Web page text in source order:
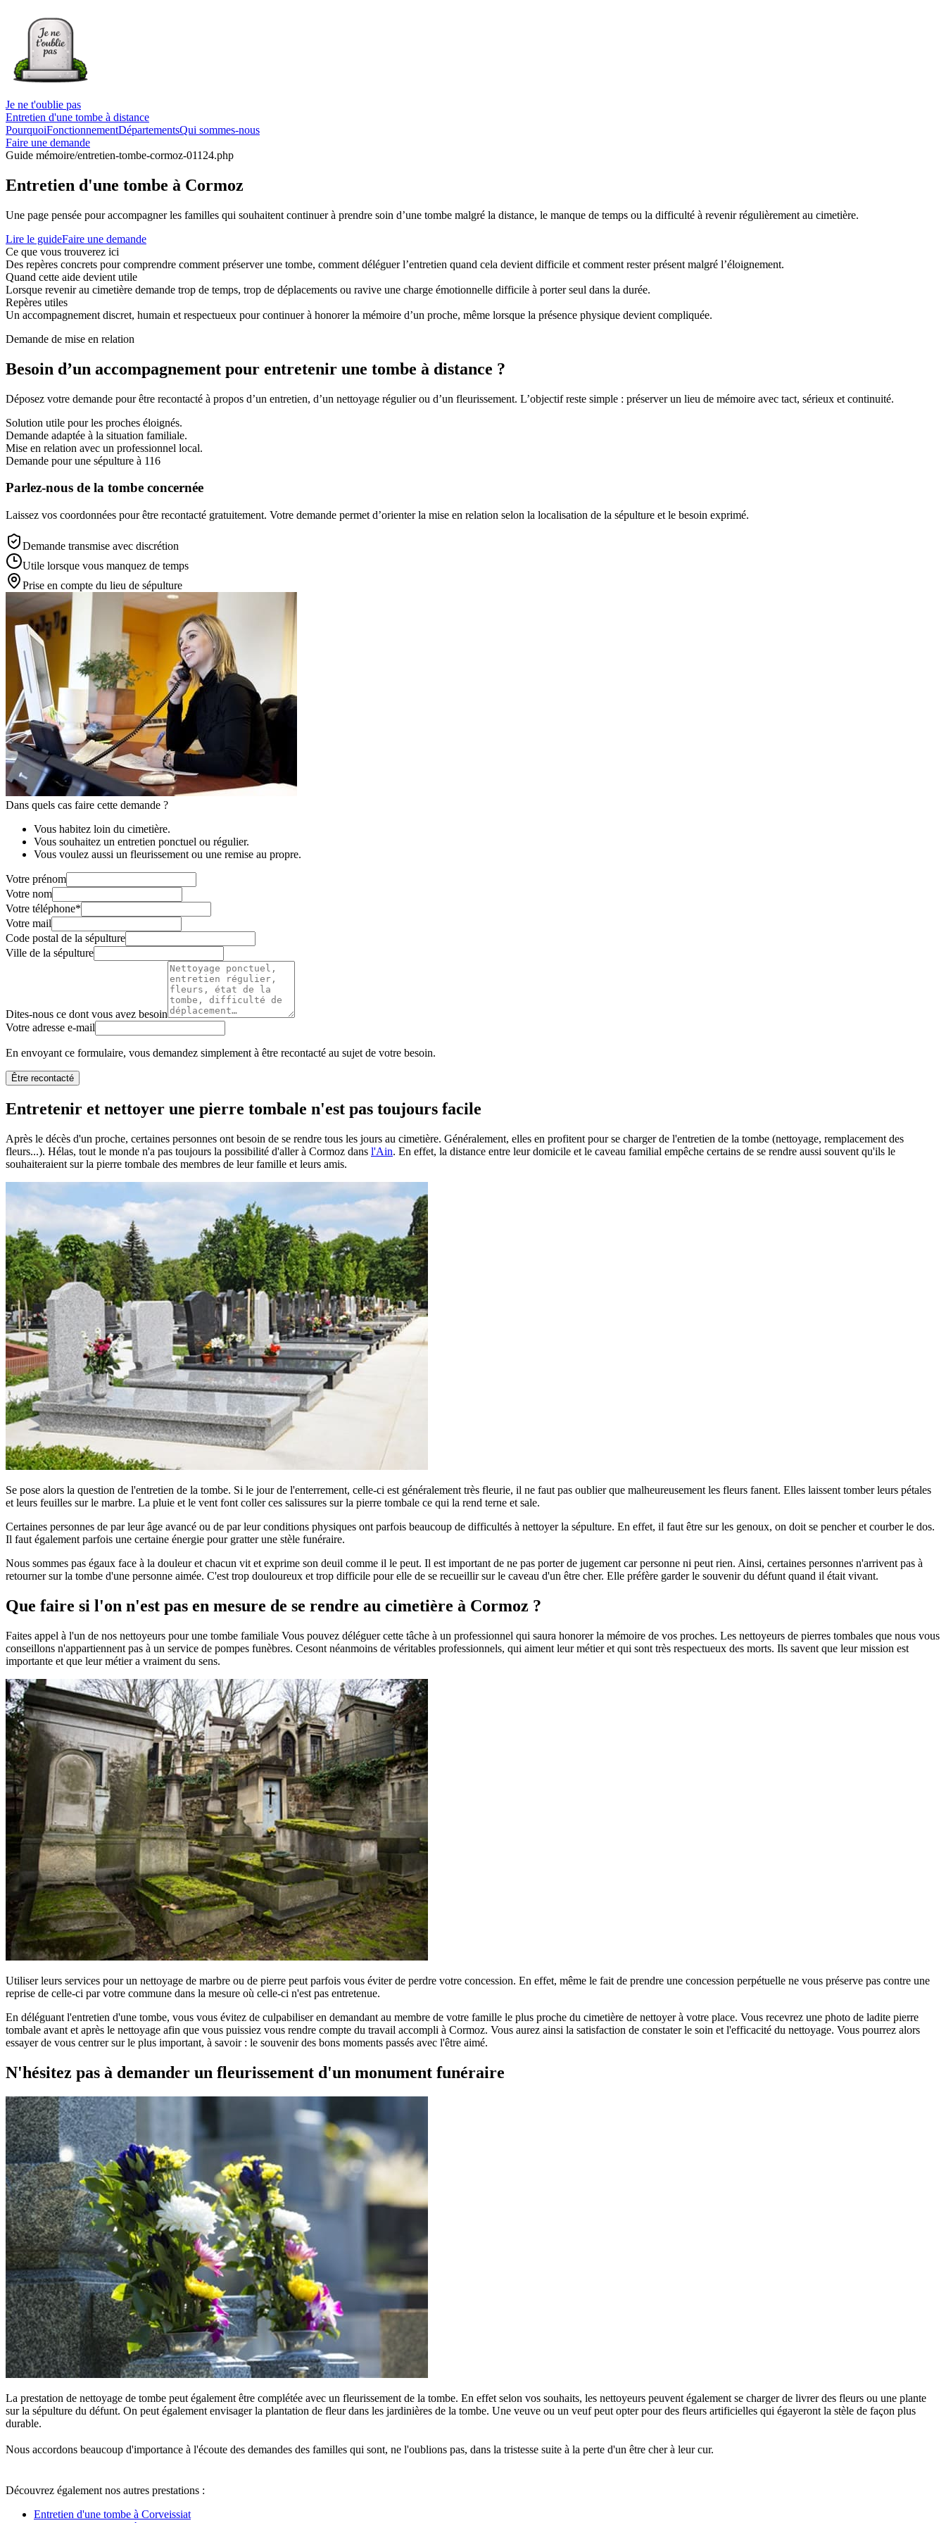
Je ne t'oublie pas
Entretien d'une tombe à distance
PourquoiFonctionnementDépartementsQui sommes-nous
Faire une demande
Guide mémoire/entretien-tombe-cormoz-01124.php
Entretien d'une tombe à Cormoz
Une page pensée pour accompagner les familles qui souhaitent continuer à prendre soin d’une tombe malgré la distance, le manque de temps ou la difficulté à revenir régulièrement au cimetière.
Lire le guideFaire une demande
Ce que vous trouverez ici
Des repères concrets pour comprendre comment préserver une tombe, comment déléguer l’entretien quand cela devient difficile et comment rester présent malgré l’éloignement.
Quand cette aide devient utile
Lorsque revenir au cimetière demande trop de temps, trop de déplacements ou ravive une charge émotionnelle difficile à porter seul dans la durée.
Repères utiles
Un accompagnement discret, humain et respectueux pour continuer à honorer la mémoire d’un proche, même lorsque la présence physique devient compliquée.
Demande de mise en relation
Besoin d’un accompagnement pour entretenir une tombe à distance ?
Déposez votre demande pour être recontacté à propos d’un entretien, d’un nettoyage régulier ou d’un fleurissement. L’objectif reste simple : préserver un lieu de mémoire avec tact, sérieux et continuité.
Solution utile pour les proches éloignés.
Demande adaptée à la situation familiale.
Mise en relation avec un professionnel local.
Demande pour une sépulture à 116
Parlez-nous de la tombe concernée
Laissez vos coordonnées pour être recontacté gratuitement. Votre demande permet d’orienter la mise en relation selon la localisation de la sépulture et le besoin exprimé.
Demande transmise avec discrétion
Utile lorsque vous manquez de temps
Prise en compte du lieu de sépulture
Dans quels cas faire cette demande ?
Vous habitez loin du cimetière.
Vous souhaitez un entretien ponctuel ou régulier.
Vous voulez aussi un fleurissement ou une remise au propre.
Votre prénom
Votre nom
Votre téléphone*
Votre mail
Code postal de la sépulture
Ville de la sépulture
Dites-nous ce dont vous avez besoin
Votre adresse e-mail
En envoyant ce formulaire, vous demandez simplement à être recontacté au sujet de votre besoin.
Être recontacté
Entretenir et nettoyer une pierre tombale n'est pas toujours facile
Après le décès d'un proche, certaines personnes ont besoin de se rendre tous les jours au cimetière. Généralement, elles en profitent pour se charger de l'entretien de la tombe (nettoyage, remplacement des
fleurs...). Hélas, tout le monde n'a pas toujours la possibilité d'aller à Cormoz dans l'Ain. En effet, la distance entre leur domicile et le caveau familial empêche certains de se rendre aussi souvent qu'ils le
souhaiteraient sur la pierre tombale des membres de leur famille et leurs amis.
Se pose alors la question de l'entretien de la tombe. Si le jour de l'enterrement, celle-ci est généralement très fleurie, il ne faut pas oublier que malheureusement les fleurs fanent. Elles laissent tomber leurs pétales
et leurs feuilles sur le marbre. La pluie et le vent font coller ces salissures sur la pierre tombale ce qui la rend terne et sale.
Certaines personnes de par leur âge avancé ou de par leur conditions physiques ont parfois beaucoup de difficultés à nettoyer la sépulture. En effet, il faut être sur les genoux, on doit se pencher et courber le dos.
Il faut également parfois une certaine énergie pour gratter une stèle funéraire.
Nous sommes pas égaux face à la douleur et chacun vit et exprime son deuil comme il le peut. Il est important de ne pas porter de jugement car personne ni peut rien. Ainsi, certaines personnes n'arrivent pas à
retourner sur la tombe d'une personne aimée. C'est trop douloureux et trop difficile pour elle de se recueillir sur le caveau d'un être cher. Elle préfère garder le souvenir du défunt quand il était vivant.
Que faire si l'on n'est pas en mesure de se rendre au cimetière à Cormoz ?
Faites appel à l'un de nos nettoyeurs pour une tombe familiale Vous pouvez déléguer cette tâche à un professionnel qui saura honorer la mémoire de vos proches. Les nettoyeurs de pierres tombales que nous vous
conseillons n'appartiennent pas à un service de pompes funèbres. Cesont néanmoins de véritables professionnels, qui aiment leur métier et qui sont très respectueux des morts. Ils savent que leur mission est
importante et que leur métier a vraiment du sens.
Utiliser leurs services pour un nettoyage de marbre ou de pierre peut parfois vous éviter de perdre votre concession. En effet, même le fait de prendre une concession perpétuelle ne vous préserve pas contre une
reprise de celle-ci par votre commune dans la mesure où celle-ci n'est pas entretenue.
En déléguant l'entretien d'une tombe, vous vous évitez de culpabiliser en demandant au membre de votre famille le plus proche du cimetière de nettoyer à votre place. Vous recevrez une photo de ladite pierre
tombale avant et après le nettoyage afin que vous puissiez vous rendre compte du travail accompli à Cormoz. Vous aurez ainsi la satisfaction de constater le soin et l'efficacité du nettoyage. Vous pourrez alors
essayer de vous centrer sur le plus important, à savoir : le souvenir des bons moments passés avec l'être aimé.
N'hésitez pas à demander un fleurissement d'un monument funéraire
La prestation de nettoyage de tombe peut également être complétée avec un fleurissement de la tombe. En effet selon vos souhaits, les nettoyeurs peuvent également se charger de livrer des fleurs ou une plante
sur la sépulture du défunt. On peut également envisager la plantation de fleur dans les jardinières de la tombe. Une veuve ou un veuf peut opter pour des fleurs artificielles qui égayeront la stèle de façon plus
durable.
Nous accordons beaucoup d'importance à l'écoute des demandes des familles qui sont, ne l'oublions pas, dans la tristesse suite à la perte d'un être cher à leur cur.
Découvrez également nos autres prestations :
Entretien d'une tombe à Corveissiat